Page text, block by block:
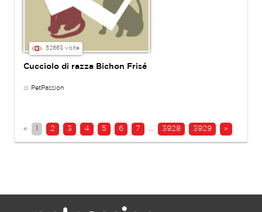
52663 visite
Cucciolo di razza Bichon Frisé
di PetPassion
« 2 3 4 5 6 7 3928 3929 »